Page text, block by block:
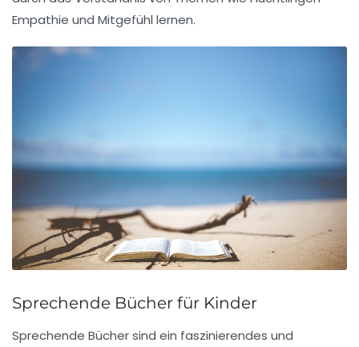
Empathie und Mitgefühl lernen.
Sprechende Bücher für Kinder
Sprechende Bücher sind ein faszinierendes und